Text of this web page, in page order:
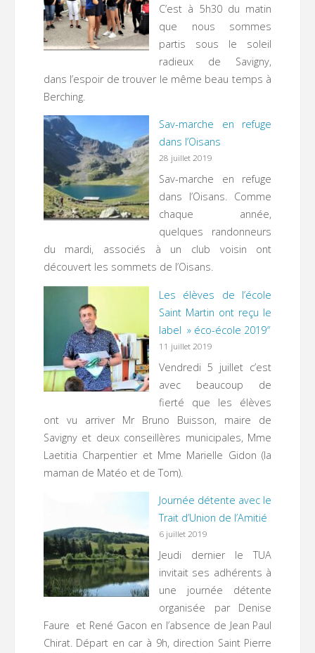
C’est à 5h30 du matin
que nous sommes
partis sous le soleil
radieux de Savigny,
dans l’espoir de trouver le même beau temps à
Berching.
Sav-marche en refuge
dans l’Oisans
28 juillet 2019
Sav-marche en refuge
dans l’Oisans. Comme
chaque année,
quelques randonneurs
du mardi, associés à un club voisin ont
découvert les sommets de l’Oisans.
Les élèves de l’école
Saint Martin ont reçu le
label » éco-école 2019″
11 juillet 2019
Vendredi 5 juillet c’est
avec beaucoup de
fierté que les élèves
ont vu arriver Mr Bruno Buisson, maire de
Savigny et deux conseillères municipales, Mme
Laetitia Charpentier et Mme Marielle Gidon (la
maman de Matéo et de Tom).
Journée détente avec le
Trait d’Union de l’Amitié
6 juillet 2019
Jeudi dernier le TUA
invitait ses adhérents à
une journée détente
organisée par Denise
Faure et René Gacon en l’absence de Jean Paul
Chirat. Départ en car à 9h, direction Saint Pierre